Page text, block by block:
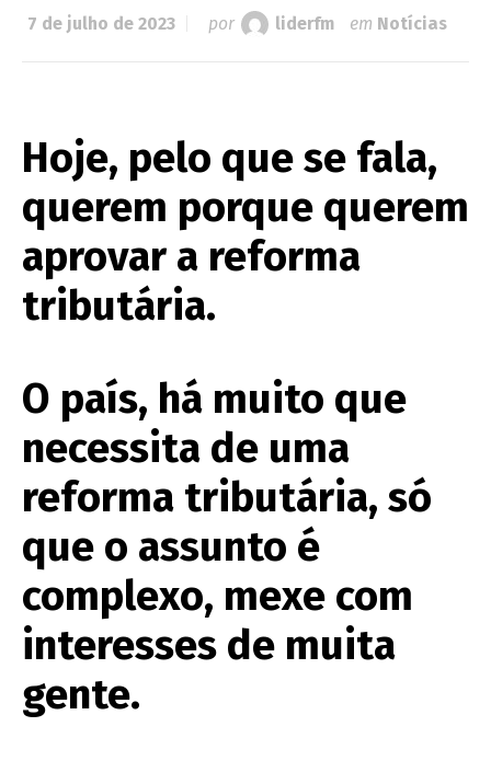
7 de julho de 2023 por liderfm em Notícias
Hoje, pelo que se fala,
querem porque querem
aprovar a reforma
tributária.
O país, há muito que
necessita de uma
reforma tributária, só
que o assunto é
complexo, mexe com
interesses de muita
gente.